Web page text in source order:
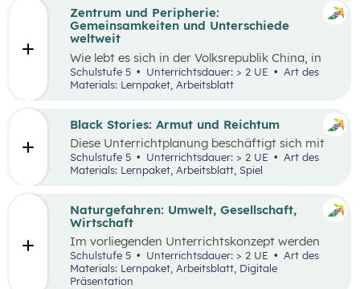
Zentrum und Peripherie:
Gemeinsamkeiten und Unterschiede
weltweit
Wie lebt es sich in der Volksrepublik China, in
Grönland oder in den österreichischen Alpen?
Welche Gemeinsamkeiten und Unterschiede
gibt es? Menschen weltweit haben die gleichen
Wünsche. Sie arbeiten in der Regel, sind an
gleichzeitig mobil sein. Wie diese
Lebensbereiche konkret ausgestaltet sind und
welche Anforderungen sich ergeben, hängt
Schulstufe 5 Unterrichtsdauer: > 2 UE
Materials: Lernpaket, Arbeitsblatt
Black Stories: Armut und Reichtum
Diese Unterrichtplanung beschäftigt sich mit
dem umfassenden Themenbereich Armut.
Methodisch stehen dieBlack Stories
Geschichten, die sich mit unterschiedlichen
beschäftigen – im Zentrum, wobei der Fokus
auf Armut und damit verbundenen
Auswirkungen liegt.
Schulstufe 5 Unterrichtsdauer: > 2 UE
Materials: Lernpaket, Arbeitsblatt, Spiel
Naturgefahren: Umwelt, Gesellschaft,
Wirtschaft
Im vorliegenden Unterrichtskonzept werden
natürliche Prozesse und ihre Auswirkungen auf
die Umwelt, Gesellschaft und Wirtschaft
behandelt.
Schulstufe 5 Unterrichtsdauer: > 2 UE
Art des
Materials: Lernpaket, Arbeitsblatt, Digitale
Präsentation